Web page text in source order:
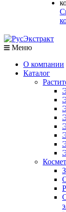
Меню
О компании
Каталог